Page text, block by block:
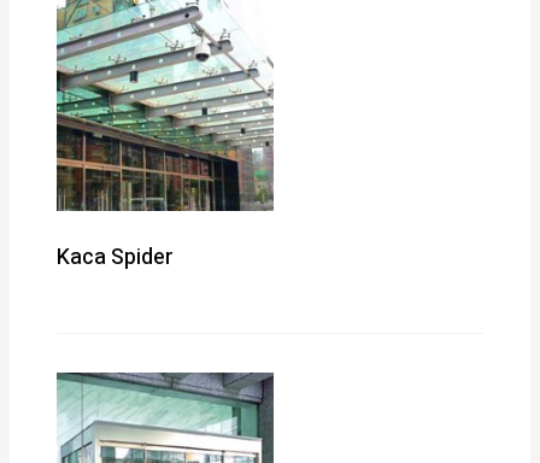
Kaca Spider